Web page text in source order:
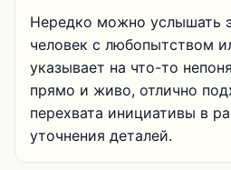
Нередко можно услышать
человек с любопытством
указывает на что-то
прямо и живо, отлично
перехвата инициативы в
уточнения деталей.